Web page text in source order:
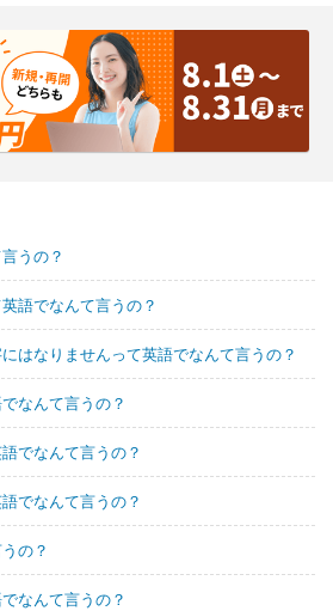
うの？
語でなんて言うの？
はなりませんって英語でなんて言うの？
なんて言うの？
でなんて言うの？
でなんて言うの？
の？
なんて言うの？